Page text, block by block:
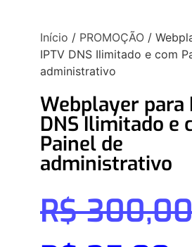
Início / PROMOÇÃO /
IPTV DNS Ilimitado e com
administrativo
Webplayer para
DNS Ilimitado e
Painel de
administrativo
R$